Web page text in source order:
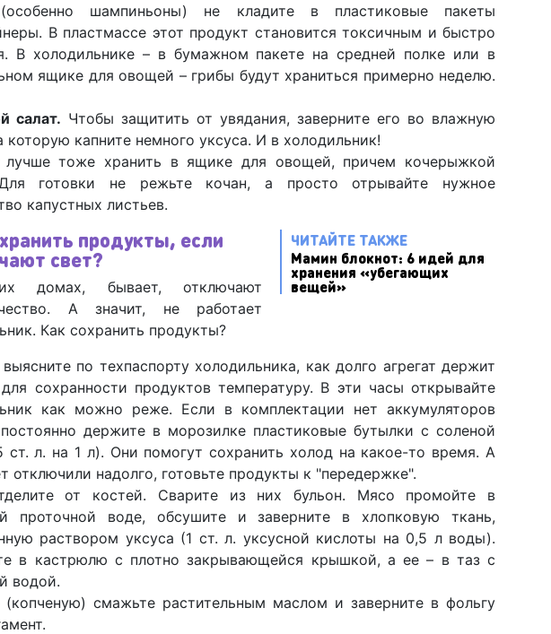
шампиньоны) не кладите в пластиковые пакеты
В пластмассе этот продукт становится токсичным и быстро
В холодильнике – в бумажном пакете на средней полке или в
ящике для овощей – грибы будут храниться примерно неделю.
салат. Чтобы защитить от увядания, заверните его во влажную
которую капните немного уксуса. И в холодильник!
лучше тоже хранить в ящике для овощей, причем кочерыжкой
готовки не режьте кочан, а просто отрывайте нужное
капустных листьев.
ЧИТАЙТЕ ТАКЖЕ
Мамин блокнот: 6 идей для
хранения «убегающих
вещей»
продукты, если
свет?
домах, бывает, отключают
А значит, не работает
Как сохранить продукты?
по техпаспорту холодильника, как долго агрегат держит
сохранности продуктов температуру. В эти часы открывайте
как можно реже. Если в комплектации нет аккумуляторов
держите в морозилке пластиковые бутылки с соленой
ст. л. на 1 л). Они помогут сохранить холод на какое-то время. А
отключили надолго, готовьте продукты к "передержке".
от костей. Сварите из них бульон. Мясо промойте в
проточной воде, обсушите и заверните в хлопковую ткань,
раствором уксуса (1 ст. л. уксусной кислоты на 0,5 л воды).
в кастрюлю с плотно закрывающейся крышкой, а ее – в таз с
водой.
(копченую) смажьте растительным маслом и заверните в фольгу